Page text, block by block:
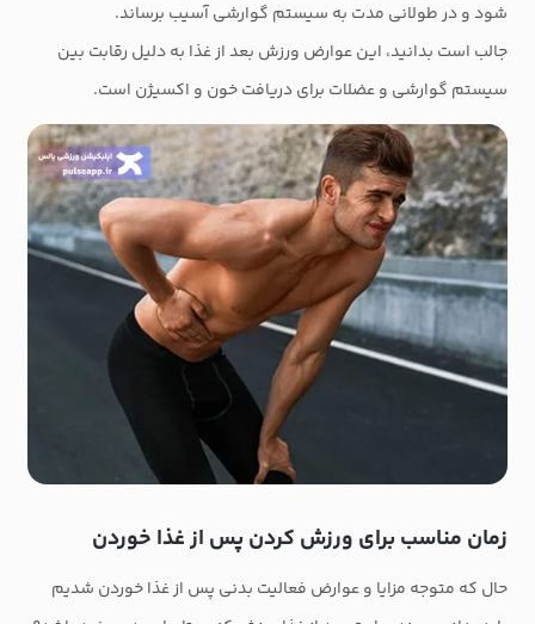
شود و در طولانی مدت به سیستم گوارشی آسیب برساند.
جالب است بدانید، این عوارض ورزش بعد از غذا به دلیل رقابت بین
سیستم گوارشی و عضلات برای دریافت خون و اکسیژن است.
زمان مناسب برای ورزش کردن پس از غذا خوردن
حال که متوجه مزایا و عوارض فعالیت بدنی پس از غذا خوردن شدیم